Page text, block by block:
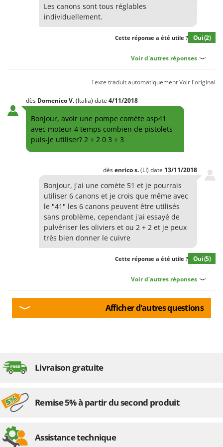
Pulvérisateurs
Pulvérisateurs portés
Rampes de chargement en aluminium
Râpes à fromage électriques
Remplisseuses
Robots nettoyeurs de piscine
Robots Tondeuses
Rogneuses de souches
Rouleaux pour tracteur
Scies à os
Scies à Ruban
Scies alternatives à batterie
Scies de jardin télescopiques
Sécateurs électriques à batterie
Semoirs et Épandeurs d'engrais
Socs pour tracteur
Taille-haies à bras pour tracteur
Tondeuses à Gazon
GRIFO
H
Hailo
Henx
Honda
Imperia
Infaco
Intec
Intex
Italyco
J JOLLY ITALIA
K
KAAZ
Kemper
KitchenAid
Komo
L
Laica
Les canons sont tous réglables
individuellement.
Cette réponse a été utile ? Oui(2)
Voir d'autres réponses
Texte traduit automatiquementVoir l'original
dès DomenicoV.(Italia) date 4/11/2018
Bonjour, avoir une pompe comète asp41
avec moteur 4 temps combien de pistolets
puis-je utiliser? 2 + 2 0 3 + 3
dèsenricos.(LI) date 13/11/2018
Bonjour, j'ai une comète 51 et je pourrais
utiliser 6 canons et je crois que même avec
le "41" les 6 canons peuvent être utilisés
sans problème, cependant j'ai essayé de
pulvériser les oliviers et ou 2 + 2 et je peux
très bien donner le cuivre
Cette réponse a été utile ? Oui(5)
Voir d'autres réponses
Afficher d'autres questions
Livraison gratuite
Remise 5% à partir du second produit
Assistance technique